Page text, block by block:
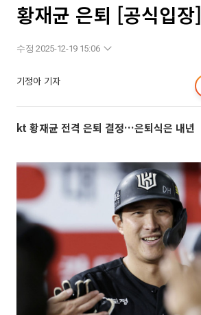
황재균 은퇴 [공식입장]
수정 2025-12-19 15:06
기정아 기자
kt 황재균 전격 은퇴 결정…은퇴식은 내년